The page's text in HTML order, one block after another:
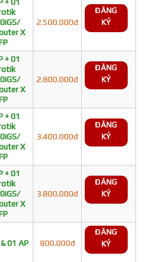
X
2.500.000đ
ĐĂNG
KÝ
+ 01
X
2.800.000đ
ĐĂNG
KÝ
+ 01
X
3.400.000đ
ĐĂNG
KÝ
+ 01
X
3.800.000đ
ĐĂNG
KÝ
01 AP 800.000đ
ĐĂNG
KÝ